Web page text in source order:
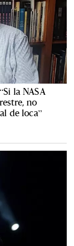
la NASA
no
de loca”